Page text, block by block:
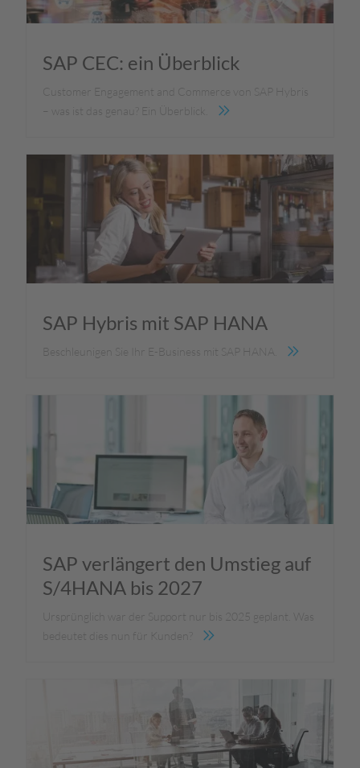
SAP CEC: ein Überblick
Customer Engagement and Commerce von SAP Hybris
– was ist das genau? Ein Überblick.
SAP Hybris mit SAP HANA
Beschleunigen Sie Ihr E-Business mit SAP HANA.
SAP verlängert den Umstieg auf
S/4HANA bis 2027
Ursprünglich war der Support nur bis 2025 geplant. Was
bedeutet dies nun für Kunden?